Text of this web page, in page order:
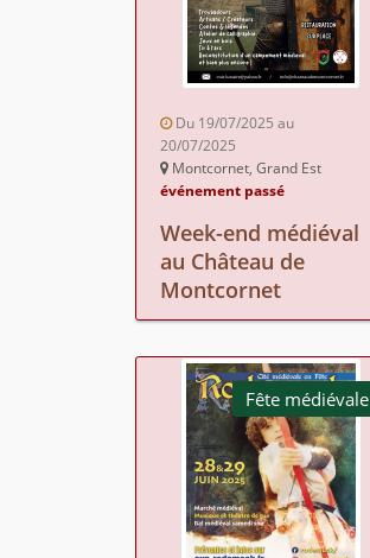
Du 19/07/2025 au
20/07/2025
Montcornet, Grand Est
événement passé
Week-end médiéval
au Château de
Montcornet
Fête médiévale